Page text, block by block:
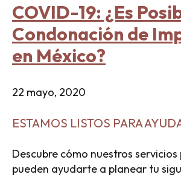
COVID-19: ¿Es
Condonación de
en México?
22 mayo, 2020
ESTAMOS LISTOS PARA
Descubre cómo nuestros
pueden ayudarte a planear tu